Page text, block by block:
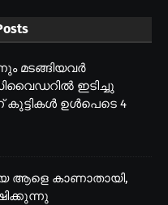
മടങ്ങിയവർ
ഇടിച്ചു
കുട്ടികൾ ഉൾപെടെ 4
ആളെ കാണാതായി,